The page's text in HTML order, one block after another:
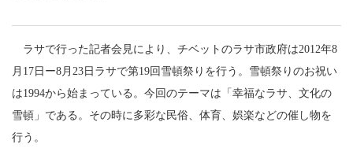
ラサで行った記者会見により、 チベット のラサ市政府は2012年8
月 17 日ー8 月 23 日ラサで第19 回雪頓祭りを行う。雪頓祭りのお祝い
は1994から始まっている。今回のテーマは「幸福なラサ、文化の
雪頓」である。その時に多彩な民俗、体育、娯楽などの催し物を
行う。